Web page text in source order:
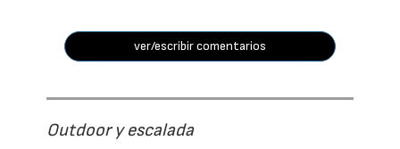
ver/escribir comentarios
Outdoor y escalada